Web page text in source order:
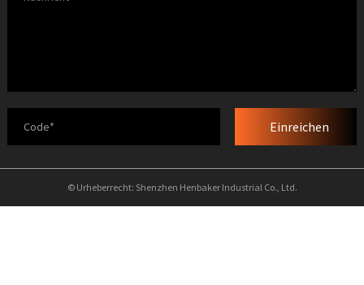
Einreichen
© Urheberrecht: Shenzhen Henbaker Industrial Co., Ltd.